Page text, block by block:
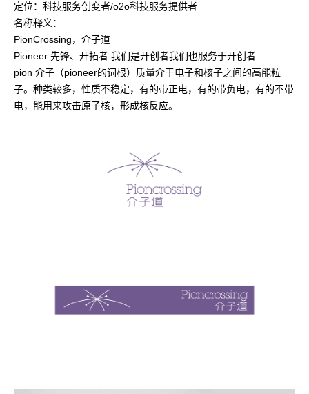
定位：科技服务创变者/o2o科技服务提供者
名称释义：
PionCrossing，介子道
Pioneer 先锋、开拓者 我们是开创者我们也服务于开创者
pion 介子（pioneer的词根）质量介于电子和核子之间的高能粒
子。种类较多，性质不稳定，有的带正电，有的带负电，有的不带
电，能用来攻击原子核，形成核反应。